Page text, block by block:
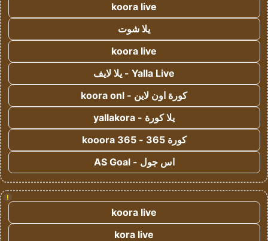
koora live
يلا شوت
koora live
Yalla Live - يلا لايف
كورة اون لاين - koora onl
يلا كورة - yallakora
كورة 365 - kooora 365
اس جول - AS Goal
!
koora live
kora live